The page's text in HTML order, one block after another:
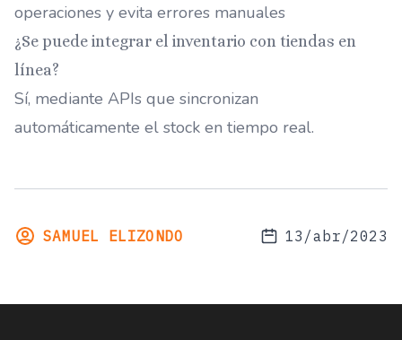
operaciones y evita errores manuales
¿Se puede integrar el inventario con tiendas en
línea?
Sí, mediante APIs que sincronizan
automáticamente el stock en tiempo real.
SAMUEL ELIZONDO 13/abr/2023